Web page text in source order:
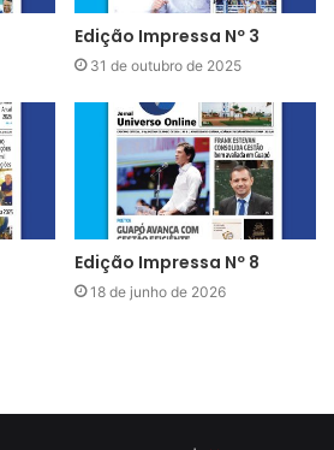
Edição Impressa Nº 3
31 de outubro de 2025
Edição Impressa Nº 8
18 de junho de 2026